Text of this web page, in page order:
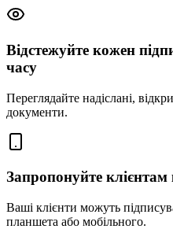
Відстежуйте кожен
часу
Переглядайте надіслані,
документи.
Запропонуйте
Ваші клієнти можуть
планшета або мобільного.